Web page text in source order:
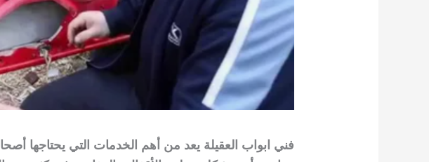
فني ابواب العقيلة يعد من أهم الخدمات التي يحتاجها